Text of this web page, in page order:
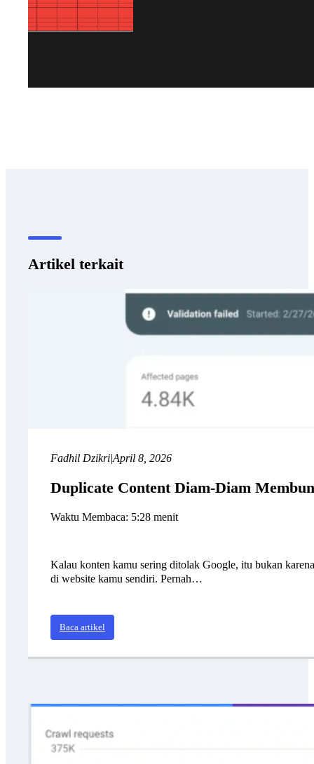
Artikel terkait
Fadhil Dzikri|April 8, 2026
Duplicate Content Diam-Diam
Waktu Membaca: 5:28 menit
Kalau konten kamu sering ditolak Google, itu bukan
di website kamu sendiri. Pernah…
Baca artikel